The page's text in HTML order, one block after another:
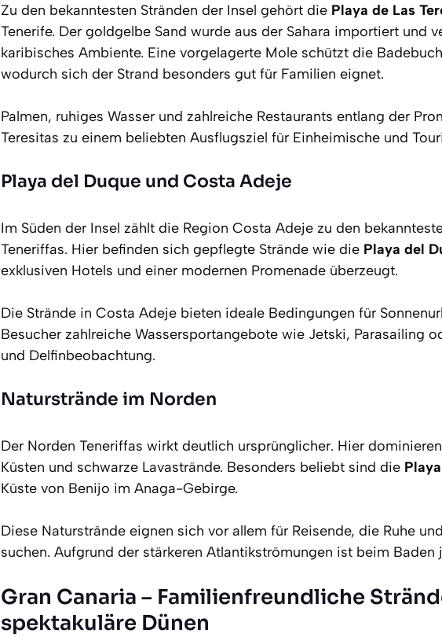
Zu den bekanntesten Stränden der Insel gehört die Playa de Las
Tenerife. Der goldgelbe Sand wurde aus der Sahara importiert und
karibisches Ambiente. Eine vorgelagerte Mole schützt die
wodurch sich der Strand besonders gut für Familien eignet.
Palmen, ruhiges Wasser und zahlreiche Restaurants entlang der
Teresitas zu einem beliebten Ausflugsziel für Einheimische und
Playa del Duque und Costa Adeje
Im Süden der Insel zählt die Region Costa Adeje zu den
Teneriffas. Hier befinden sich gepflegte Strände wie die Playa del
exklusiven Hotels und einer modernen Promenade überzeugt.
Die Strände in Costa Adeje bieten ideale Bedingungen für
Besucher zahlreiche Wassersportangebote wie Jetski, Parasailing
und Delfinbeobachtung.
Naturstrände im Norden
Der Norden Teneriffas wirkt deutlich ursprünglicher. Hier
Küsten und schwarze Lavastrände. Besonders beliebt sind die
Küste von Benijo im Anaga-Gebirge.
Diese Naturstrände eignen sich vor allem für Reisende, die Ruhe
suchen. Aufgrund der stärkeren Atlantikströmungen ist beim
Gran Canaria – Familienfreundliche
spektakuläre Dünen